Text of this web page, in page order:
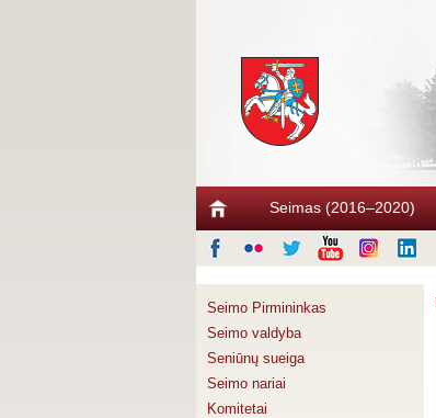
Seimas (2016–2020)
Seimo Pirmininkas
Seimo valdyba
Seniūnų sueiga
Seimo nariai
Komitetai